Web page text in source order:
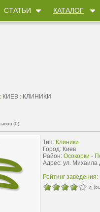
СТАТЬИ КАТАЛОГ
: КИЕВ : КЛИНИКИ
(0)
Тип: Клиники
Город: Киев
Район: Осокорки -
Адрес: ул. Михаила
Рейтинг заведения:
4